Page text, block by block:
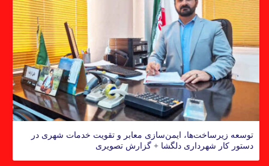
توسعه زیرساخت‌ها، ایمن‌سازی معابر و تقویت خدمات شهری در
دستور کار شهرداری دلگشا + گزارش تصویری